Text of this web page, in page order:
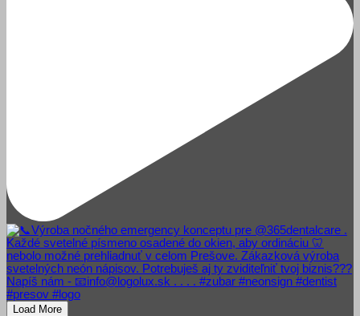
Load More